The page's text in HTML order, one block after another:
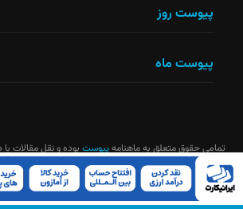
شود.
پیوست روز
پیوست ماه
تمامی حقوق متعلق به ماهنامهپیوست بوده و نقل مقالات
ماهنامه آزاد است